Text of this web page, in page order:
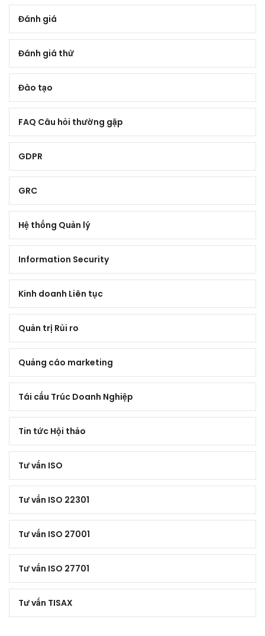
Đánh giá
Đánh giá thử
Đào tạo
FAQ Câu hỏi thường gặp
GDPR
GRC
Hệ thống Quản lý
Information Security
Kinh doanh Liên tục
Quản trị Rủi ro
Quảng cáo marketing
Tái cấu Trúc Doanh Nghiệp
Tin tức Hội thảo
Tư vấn ISO
Tư vấn ISO 22301
Tư vấn ISO 27001
Tư vấn ISO 27701
Tư vấn TISAX